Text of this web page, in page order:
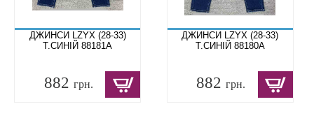
ДЖИНСИ LZYX (28-33)
Т.СИНІЙ 88181A
882 грн.
ДЖИНСИ LZYX (28-33)
Т.СИНІЙ 88180A
882грн.